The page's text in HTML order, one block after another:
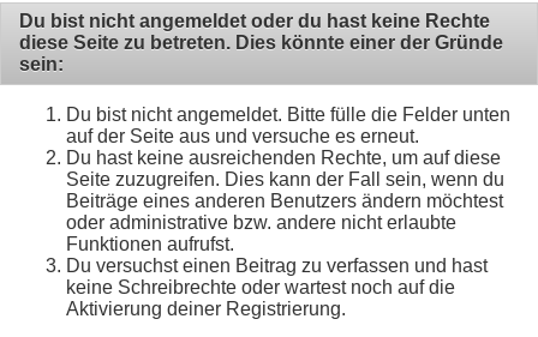
Du bist nicht angemeldet oder du hast keine Rechte
diese Seite zu betreten. Dies könnte einer der Gründe
sein:
Du bist nicht angemeldet. Bitte fülle die Felder unten
auf der Seite aus und versuche es erneut.
Du hast keine ausreichenden Rechte, um auf diese
Seite zuzugreifen. Dies kann der Fall sein, wenn du
Beiträge eines anderen Benutzers ändern möchtest
oder administrative bzw. andere nicht erlaubte
Funktionen aufrufst.
Du versuchst einen Beitrag zu verfassen und hast
keine Schreibrechte oder wartest noch auf die
Aktivierung deiner Registrierung.